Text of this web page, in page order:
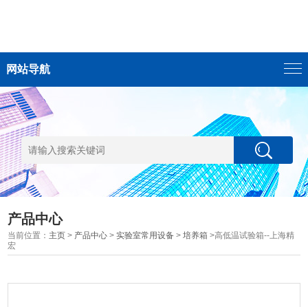
网站导航
产品中心
当前位置： 主页 > 产品中心 >实验室常用设备 >培养箱 >高低温试验箱--上海精
宏